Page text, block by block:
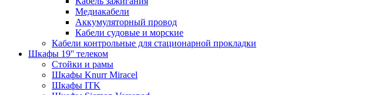
Медиакабели
Аккумуляторный провод
Кабели судовые и морские
Кабели контрольные для стационарной прокладки
Шкафы 19'' телеком
Стойки и рамы
Шкафы Knurr Miracel
Шкафы ITK